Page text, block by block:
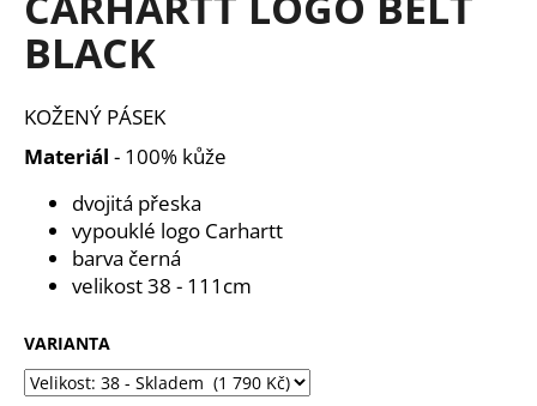
BLACK
KOŽENÝ PÁSEK
Materiál - 100% kůže
dvojitá přeska
vypouklé logo Carhartt
barva černá
velikost 38 - 111cm
VARIANTA
a
j
t
?
HLEDAT
D